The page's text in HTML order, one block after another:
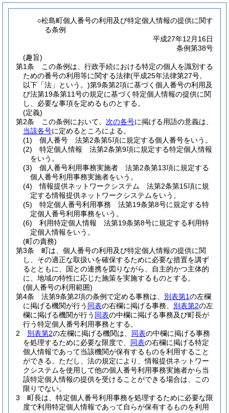
○松島町個人番号の利用及び特定個人情報の提供に関す
る条例
平成27年12月16日
条例第38号
(趣旨)
第1条
この条例は、行政手続における特定の個人を識別する
ための番号の利用等に関する法律(平成25年法律第27号。
以下「法」という。)第9条第2項に基づく個人番号の利用及
び法第19条第11号の規定に基づく特定個人情報の提供に関
し、必要な事項を定めるものとする。
(定義)
第2条
この条例において、 次の各号に掲げる用語の意義は、
当該各号に定めるところによる。
(1)
個人番号 法第2条第5項に規定する個人番号をいう。
(2)
特定個人情報 法第2条第9項に規定する特定個人情報
をいう。
(3)
個人番号利用事務実施者 法第2条第13項に規定する
個人番号利用事務実施者をいう。
(4)
情報提供ネットワークシステム 法第2条第15項に規
定する情報提供ネットワークシステムをいう。
(5)
特定個人番号利用事務 法第19条第8号に規定する特
定個人番号利用事務をいう。
(6)
利用特定個人情報 法第19条第8号に規定する利用特
定個人情報をいう。
(町の責務)
第3条
町は、個人番号の利用及び特定個人情報の提供に関
し、その適正な取扱いを確保するために必要な措置を講ず
るとともに、国との連携を図りながら、自主的かつ主体的
に、地域の特性に応じた施策を実施するものとする。
(個人番号の利用範囲)
第4条
法第9条第2項の条例で定める事務は、 別表第1の左欄
に掲げる機関が行う 同表の右欄に掲げる事務、 別表第2の左
欄に掲げる機関が行う 同表の中欄に掲げる事務及び町長が
行う特定個人番号利用事務とする。
2
別表第2の左欄に掲げる機関は、 同表の中欄に掲げる事務
を処理するために必要な限度で、 同表の右欄に掲げる特定
個人情報であって当該機関が保有するものを利用すること
ができる。 ただし、法の規定により、情報提供ネットワー
クシステムを使用して他の個人番号利用事務実施者から当
該特定個人情報の提供を受けることができる場合は、この
限りでない。
3
町長は、特定個人番号利用事務を処理するために必要な限
度で利用特定個人情報であって自らが保有するものを利用